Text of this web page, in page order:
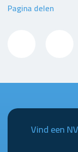
Pagina delen
Vind een